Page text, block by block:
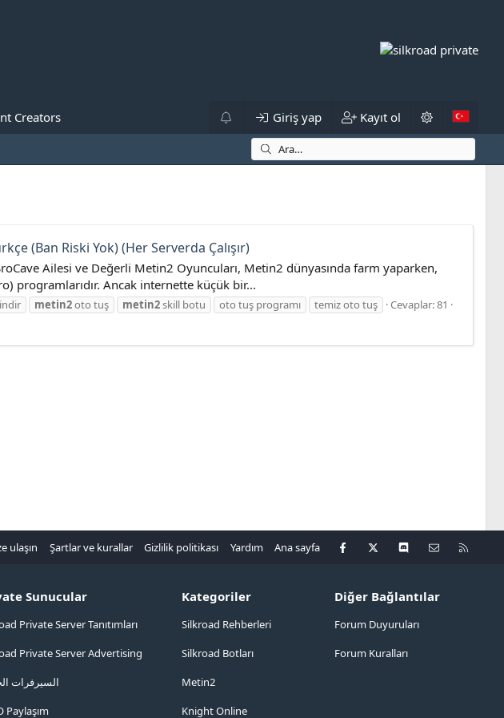
Creators Giriş yap Kayıt ol
(Ban Riski Yok) (Her Serverda Çalışır)
Ailesi ve Değerli Metin2 Oyuncuları, Metin2 dünyasında farm yaparken,
programlarıdır. Ancak internette küçük bir...
metin2oto tuş metin2skill botu oto tuş programı temiz oto tuş
Cevaplar: 81
ulaşın Şartlar ve kurallar Gizlilik politikası Yardım Ana sayfa Facebook
X Discord Bize ulaşın
Sunucular
Private Server Tanıtımları
Private Server Advertising
السيرفرات
Paylaşım
Kategoriler
Silkroad Rehberleri
Silkroad Botları
Metin2
Knight Online
Diğer Bağlantılar
Forum Duyuruları
Forum Kuralları